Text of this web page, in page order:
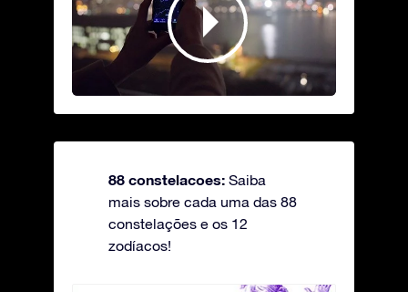
88 constelacoes: Saiba
mais sobre cada uma das 88
constelações e os 12
zodíacos!